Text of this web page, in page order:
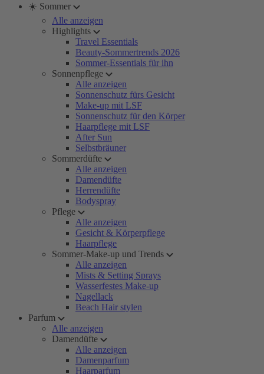
☀️ Sommer
Alle anzeigen
Highlights
Travel Essentials
Beauty-Sommertrends 2026
Sommer-Essentials für ihn
Sonnenpflege
Alle anzeigen
Sonnenschutz fürs Gesicht
Make-up mit LSF
Sonnenschutz für den Körper
Haarpflege mit LSF
After Sun
Selbstbräuner
Sommerdüfte
Alle anzeigen
Damendüfte
Herrendüfte
Bodyspray
Pflege
Alle anzeigen
Gesicht & Körperpflege
Haarpflege
Sommer-Make-up und Trends
Alle anzeigen
Mists & Setting Sprays
Wasserfestes Make-up
Nagellack
Beach Hair stylen
Parfum
Alle anzeigen
Damendüfte
Alle anzeigen
Damenparfum
Haarparfum